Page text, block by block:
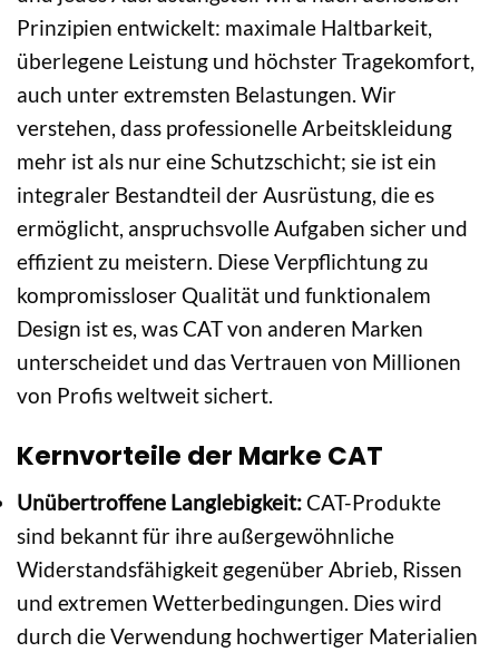
Prinzipien entwickelt: maximale Haltbarkeit,
überlegene Leistung und höchster Tragekomfort,
auch unter extremsten Belastungen. Wir
verstehen, dass professionelle Arbeitskleidung
mehr ist als nur eine Schutzschicht; sie ist ein
integraler Bestandteil der Ausrüstung, die es
ermöglicht, anspruchsvolle Aufgaben sicher und
effizient zu meistern. Diese Verpflichtung zu
kompromissloser Qualität und funktionalem
Design ist es, was CAT von anderen Marken
unterscheidet und das Vertrauen von Millionen
von Profis weltweit sichert.
Kernvorteile der Marke CAT
Unübertroffene Langlebigkeit:CAT-Produkte
sind bekannt für ihre außergewöhnliche
Widerstandsfähigkeit gegenüber Abrieb, Rissen
und extremen Wetterbedingungen. Dies wird
durch die Verwendung hochwertiger Materialien